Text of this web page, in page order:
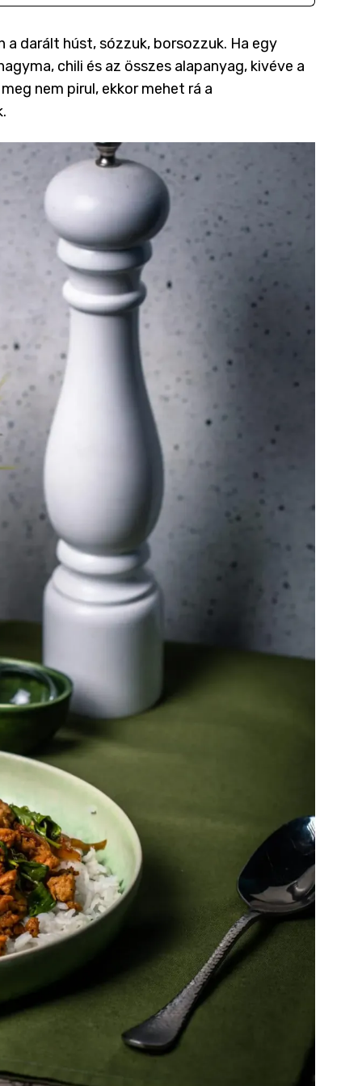
darált húst, sózzuk, borsozzuk. Ha egy
chili és az összes alapanyag, kivéve a
nem pirul, ekkor mehet rá a